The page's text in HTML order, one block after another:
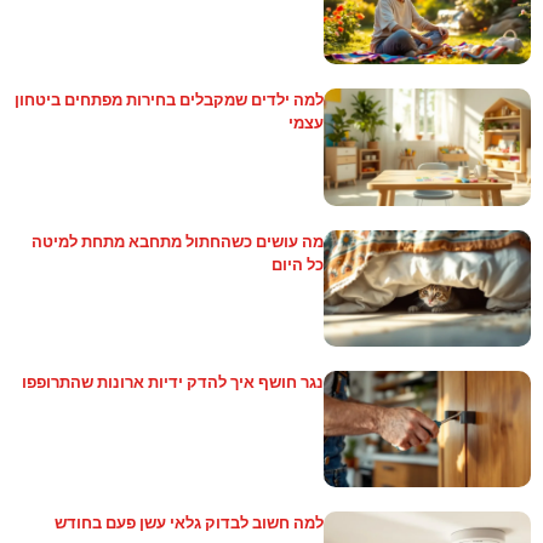
למה ילדים שמקבלים בחירות מפתחים ביטחון
עצמי
מה עושים כשהחתול מתחבא מתחת למיטה
כל היום
נגר חושף איך להדק ידיות ארונות שהתרופפו
למה חשוב לבדוק גלאי עשן פעם בחודש